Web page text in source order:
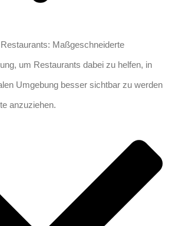
Maßgeschneiderte
um Restaurants dabei zu helfen, in
Umgebung besser sichtbar zu werden
anzuziehen.